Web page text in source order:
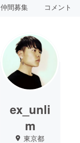
仲間募集 コメント
ex_unli
m
東京都